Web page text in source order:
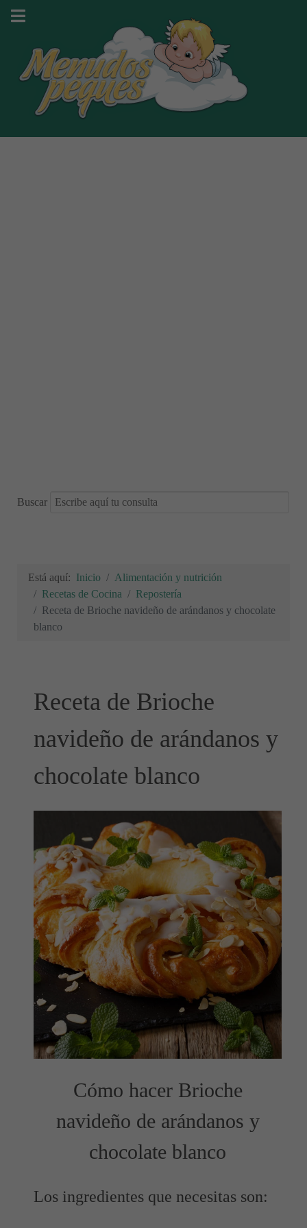
Buscar
Está aquí: Inicio
Alimentación y nutrición
Recetas de Cocina
Repostería
Receta de Brioche navideño de arándanos y chocolate
blanco
Receta de Brioche
navideño de arándanos y
chocolate blanco
Cómo hacer Brioche
navideño de arándanos y
chocolate blanco
Los ingredientes que necesitas son: